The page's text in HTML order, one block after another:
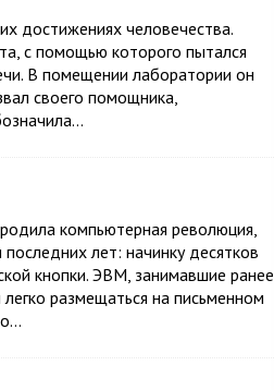
достижениях человечества.
с помощью которого пытался
В помещении лаборатории он
своего помощника,
компьютерная революция,
лет: начинку десятков
кнопки. ЭВМ, занимавшие ранее
размещаться на письменном